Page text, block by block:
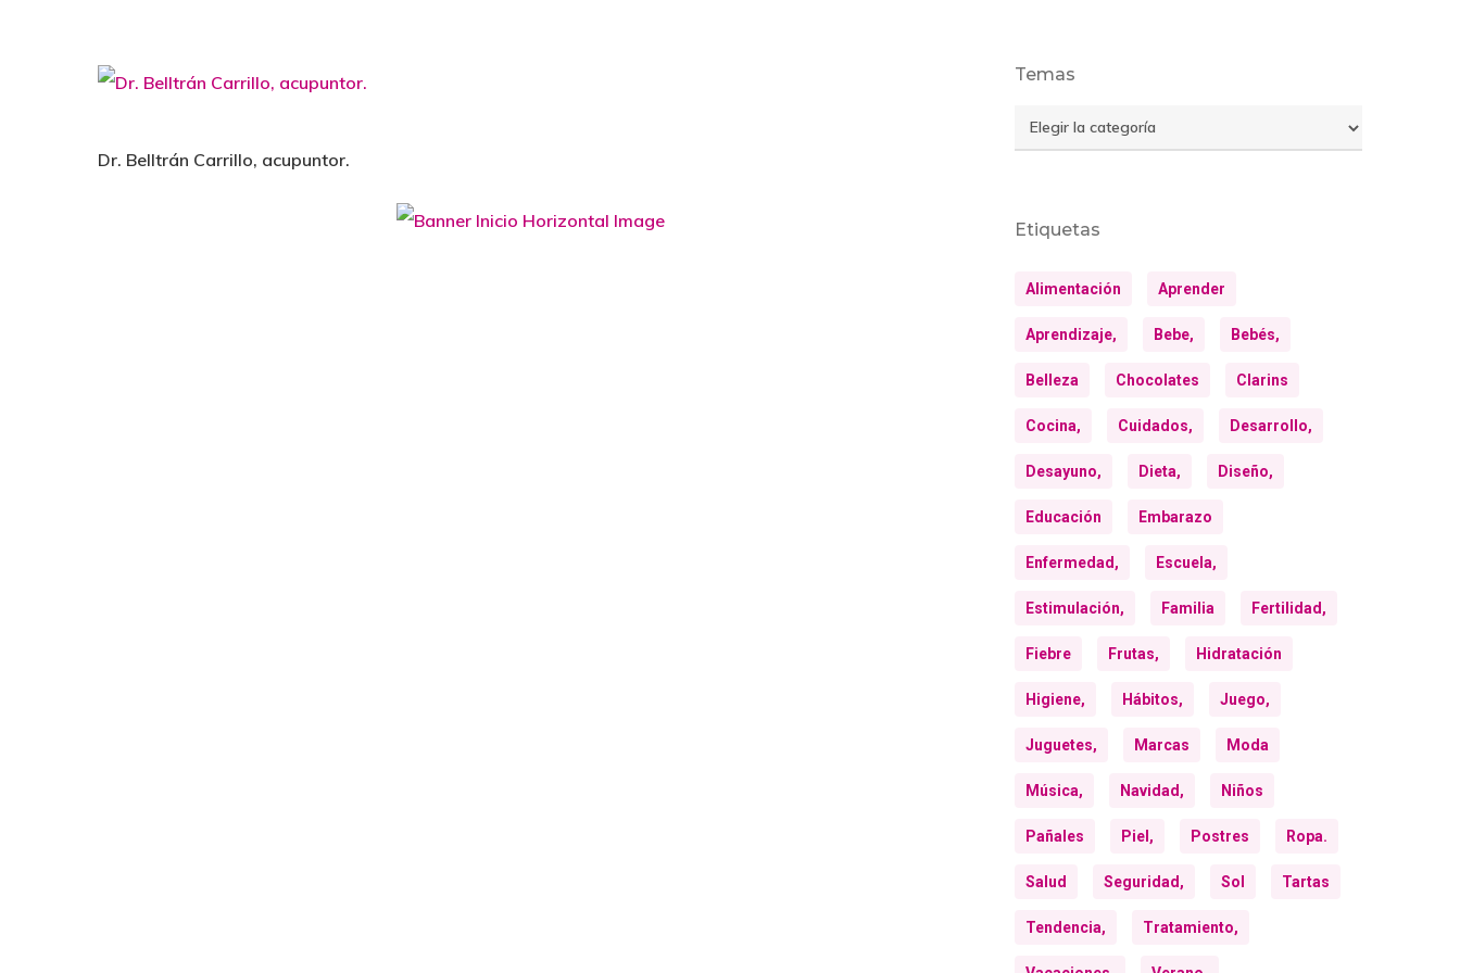
Dr. Belltrán Carrillo, acupuntor.
Temas
Temas
Etiquetas
Alimentación Aprender
Aprendizaje, Bebe, Bebés,
Belleza Chocolates Clarins
Cocina, Cuidados, Desarrollo,
Desayuno, Dieta, Diseño,
Educación Embarazo
Enfermedad, Escuela,
Estimulación, Familia Fertilidad,
Fiebre Frutas, Hidratación
Higiene, Hábitos, Juego,
Juguetes, Marcas Moda
Música, Navidad, Niños
Pañales Piel, Postres Ropa.
Salud Seguridad, Sol Tartas
Tendencia, Tratamiento,